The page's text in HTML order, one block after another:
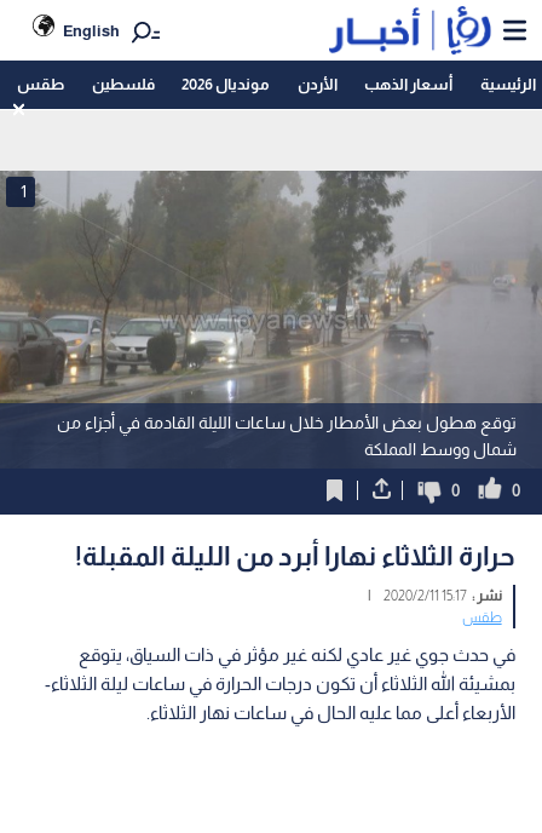
English
الرئيسية أسعار الذهب الأردن مونديال 2026 فلسطين طقس
توقع هطول بعض الأمطار خلال ساعات الليلة القادمة في أجزاء من
شمال ووسط المملكة
1
0
0
حرارة الثلاثاء نهارا أبرد من الليلة المقبلة!
نشر :15:17 2020/2/11
|
طقس
في حدث جوي غير عادي لكنه غير مؤثر في ذات السياق، يتوقع
بمشيئة الله الثلاثاء أن تكون درجات الحرارة في ساعات ليلة الثلاثاء-
الأربعاء أعلى مما عليه الحال في ساعات نهار الثلاثاء.